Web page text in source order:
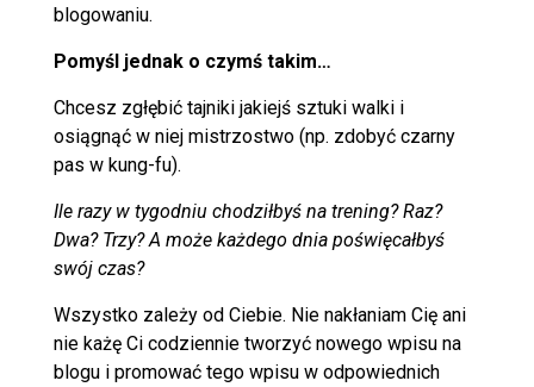
blogowaniu.
Pomyśl jednak o czymś takim…
Chcesz zgłębić tajniki jakiejś sztuki walki i
osiągnąć w niej mistrzostwo (np. zdobyć czarny
pas w kung-fu).
Ile razy w tygodniu chodziłbyś na trening? Raz?
Dwa? Trzy? A może każdego dnia poświęcałbyś
swój czas?
Wszystko zależy od Ciebie. Nie nakłaniam Cię ani
nie każę Ci codziennie tworzyć nowego wpisu na
blogu i promować tego wpisu w odpowiednich